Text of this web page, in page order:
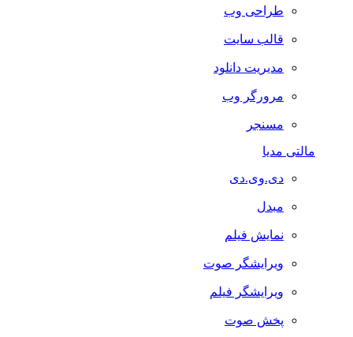
طراحی وب
قالب سایت
مدیریت دانلود
مرورگر وب
مسنجر
مالتی مدیا
دی.وی.دی
مبدل
نمایش فیلم
ویرایشگر صوت
ویرایشگر فیلم
پخش صوت